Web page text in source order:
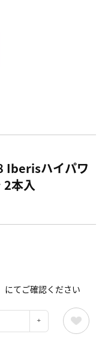
Iberisハイパワ
2本入
にてご確認ください